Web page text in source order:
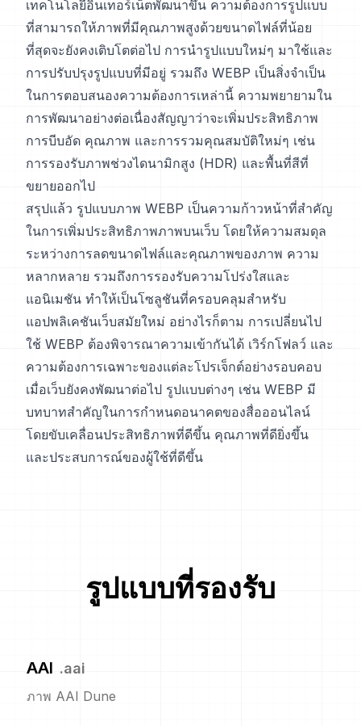
เทคโนโลยีอินเทอร์เน็ตพัฒนาขึ้น ความต้องการรูปแบบ
ที่สามารถให้ภาพที่มีคุณภาพสูงด้วยขนาดไฟล์ที่น้อย
ที่สุดจะยังคงเติบโตต่อไป การนำรูปแบบใหม่ๆ มาใช้และ
การปรับปรุงรูปแบบที่มีอยู่ รวมถึง WEBP เป็นสิ่งจำเป็น
ในการตอบสนองความต้องการเหล่านี้ ความพยายามใน
การพัฒนาอย่างต่อเนื่องสัญญาว่าจะเพิ่มประสิทธิภาพ
การบีบอัด คุณภาพ และการรวมคุณสมบัติใหม่ๆ เช่น
การรองรับภาพช่วงไดนามิกสูง (HDR) และพื้นที่สีที่
ขยายออกไป
สรุปแล้ว รูปแบบภาพ WEBP เป็นความก้าวหน้าที่สำคัญ
ในการเพิ่มประสิทธิภาพภาพบนเว็บ โดยให้ความสมดุล
ระหว่างการลดขนาดไฟล์และคุณภาพของภาพ ความ
หลากหลาย รวมถึงการรองรับความโปร่งใสและ
แอนิเมชัน ทำให้เป็นโซลูชันที่ครอบคลุมสำหรับ
แอปพลิเคชันเว็บสมัยใหม่ อย่างไรก็ตาม การเปลี่ยนไป
ใช้ WEBP ต้องพิจารณาความเข้ากันได้ เวิร์กโฟลว์ และ
ความต้องการเฉพาะของแต่ละโปรเจ็กต์อย่างรอบคอบ
เมื่อเว็บยังคงพัฒนาต่อไป รูปแบบต่างๆ เช่น WEBP มี
บทบาทสำคัญในการกำหนดอนาคตของสื่อออนไลน์
โดยขับเคลื่อนประสิทธิภาพที่ดีขึ้น คุณภาพที่ดียิ่งขึ้น
และประสบการณ์ของผู้ใช้ที่ดีขึ้น
รูปแบบที่รองรับ
AAI .aai
ภาพ AAI Dune